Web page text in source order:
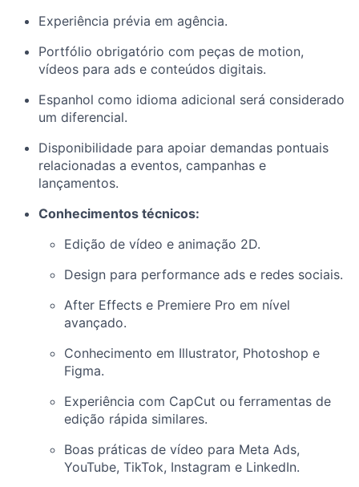
Experiência prévia em agência.
Portfólio obrigatório com peças de motion,
vídeos para ads e conteúdos digitais.
Espanhol como idioma adicional será considerado
um diferencial.
Disponibilidade para apoiar demandas pontuais
relacionadas a eventos, campanhas e
lançamentos.
Conhecimentos técnicos:
Edição de vídeo e animação 2D.
Design para performance ads e redes sociais.
After Effects e Premiere Pro em nível
avançado.
Conhecimento em Illustrator, Photoshop e
Figma.
Experiência com CapCut ou ferramentas de
edição rápida similares.
Boas práticas de vídeo para Meta Ads,
YouTube, TikTok, Instagram e LinkedIn.